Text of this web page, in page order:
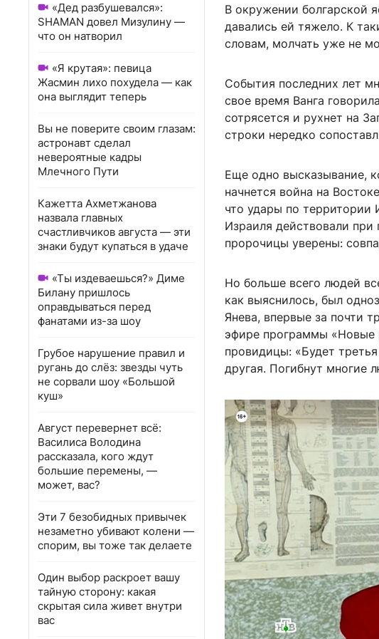
«Дед разбушевался»:
SHAMAN довел Мизулину —
что он натворил
«Я крутая»: певица
Жасмин лихо похудела — как
она выглядит теперь
Вы не поверите своим глазам:
астронавт сделал
невероятные кадры
Млечного Пути
Кажетта Ахметжанова
назвала главных
счастливчиков августа — эти
знаки будут купаться в удаче
«Ты издеваешься?» Диме
Билану пришлось
оправдываться перед
фанатами из-за шоу
Грубое нарушение правил и
ругань до слёз: звезды чуть
не сорвали шоу «Большой
куш»
Август перевернет всё:
Василиса Володина
рассказала, кого ждут
большие перемены, —
может, вас?
Эти 7 безобидных привычек
незаметно убивают колени —
спорим, вы тоже так делаете
Один выбор раскроет вашу
тайную сторону: какая
скрытая сила живет внутри
вас
В окружении болгарской
давались ей тяжело. К
словам, молчать уже не
События последних лет
свое время Ванга
сотрясется и рухнет на
строки нередко
Еще одно высказывание,
начнется война на
что удары по
Израиля действовали
пророчицы уверены:
Но больше всего людей
как выяснилось, был
Янева, впервые за почти
эфире программы «Новые
провидицы: «Будет
другая. Погибнут многие